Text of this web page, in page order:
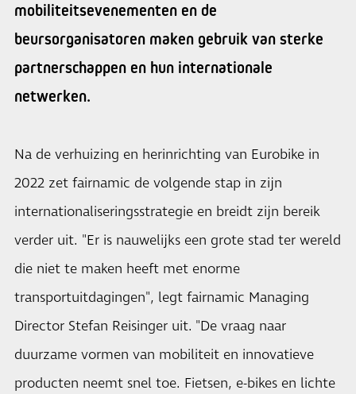
mobiliteitsevenementen en de
beursorganisatoren maken gebruik van sterke
partnerschappen en hun internationale
netwerken.
Na de verhuizing en herinrichting van Eurobike in
2022 zet fairnamic de volgende stap in zijn
internationaliseringsstrategie en breidt zijn bereik
verder uit. "Er is nauwelijks een grote stad ter wereld
die niet te maken heeft met enorme
transportuitdagingen", legt fairnamic Managing
Director Stefan Reisinger uit. "De vraag naar
duurzame vormen van mobiliteit en innovatieve
producten neemt snel toe. Fietsen, e-bikes en lichte